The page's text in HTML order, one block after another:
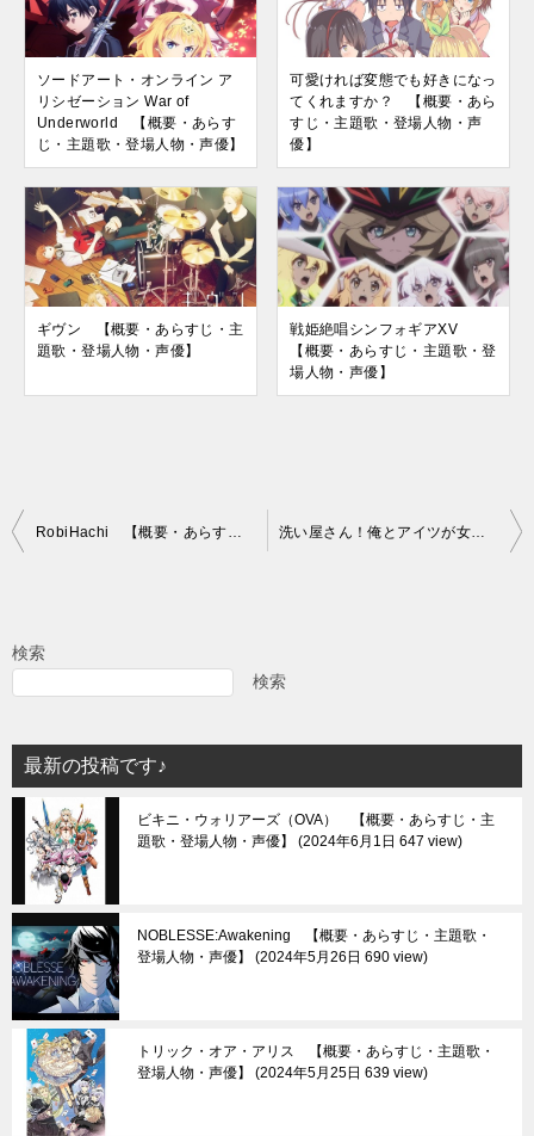
ソードアート・オンライン ア
リシゼーション War of
Underworld 【概要・あらす
じ・主題歌・登場人物・声優】
可愛ければ変態でも好きになっ
てくれますか？ 【概要・あら
すじ・主題歌・登場人物・声
優】
ギヴン 【概要・あらすじ・主
題歌・登場人物・声優】
戦姫絶唱シンフォギアXV
【概要・あらすじ・主題歌・登
場人物・声優】
投
ビ
シ
ョ
ン
RobiHachi 【概要・あらすじ・主題歌・登場人物・声優】 洗い屋さん！俺とアイツが女湯で!? 【概要・あらすじ・主題歌・登場人物・声優】
検索
検索
最新の投稿です♪
ビキニ・ウォリアーズ（OVA） 【概要・あらすじ・主
題歌・登場人物・声優】
2024年6月1日 647 view
NOBLESSE:Awakening 【概要・あらすじ・主題歌・
登場人物・声優】
2024年5月26日 690 view
トリック・オア・アリス 【概要・あらすじ・主題歌・
登場人物・声優】
2024年5月25日 639 view